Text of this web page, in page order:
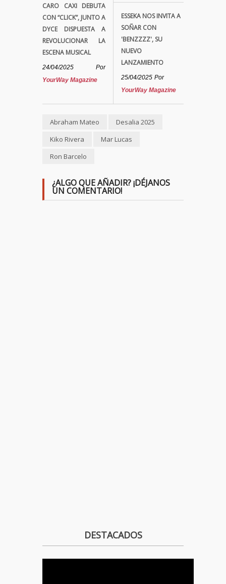
CARO CAXI DEBUTA
CON “CLICK”, JUNTO A
DYCE DISPUESTA A
REVOLUCIONAR LA
ESCENA MUSICAL
24/04/2025
Por
YourWay Magazine
ESSEKA NOS INVITA A
SOÑAR CON
'BENZZZZ', SU
NUEVO
LANZAMIENTO
25/04/2025 Por
YourWay Magazine
Abraham Mateo
Desalia 2025
Kiko Rivera
Mar Lucas
Ron Barcelo
¿ALGO QUE AÑADIR? ¡DÉJANOS
UN COMENTARIO!
DESTACADOS